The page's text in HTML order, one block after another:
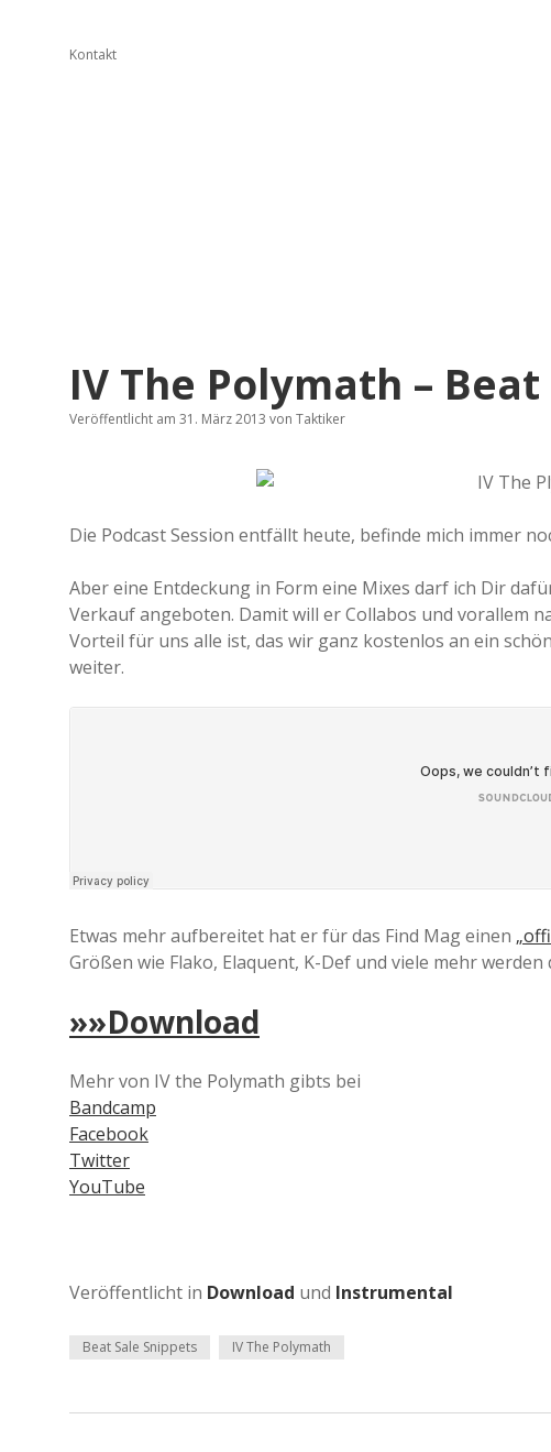
Kontakt
IV The Polymath –
Veröffentlicht am 31. März 2013 von Taktiker
Die Podcast Session entfällt heute, befinde mich immer
Aber eine Entdeckung in Form eine Mixes darf ich Dir
Verkauf angeboten. Damit will er Collabos und vorallem
Vorteil für uns alle ist, das wir ganz kostenlos an ein
weiter.
Etwas mehr aufbereitet hat er für das Find Mag einen
Größen wie Flako, Elaquent, K-Def und viele mehr werden
»»Download
Mehr von IV the Polymath gibts bei
Bandcamp
Facebook
Twitter
YouTube
Veröffentlicht in Download und Instrumental
Beat Sale Snippets IV The Polymath